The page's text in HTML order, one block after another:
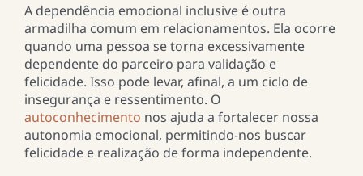
A dependência emocional inclusive é outra
armadilha comum em relacionamentos. Ela ocorre
quando uma pessoa se torna excessivamente
dependente do parceiro para validação e
felicidade. Isso pode levar, afinal, a um ciclo de
insegurança e ressentimento. O
autoconhecimento nos ajuda a fortalecer nossa
autonomia emocional, permitindo-nos buscar
felicidade e realização de forma independente.